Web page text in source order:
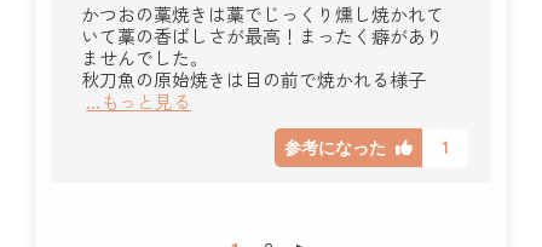
かつおの藁焼きは藁でじっくり燻し焼かれて
いて藁の香ばしさが最高！まったく癖があり
ませんでした。
秋刀魚の原始焼きは目の前で焼かれる様子
...もっと見る
参考になった 1